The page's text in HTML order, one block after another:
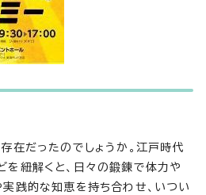
在だったのでしょうか。江戸時代
紐解くと、日々の鍛錬で体力や
践的な知恵を持ち合わせ、いつい